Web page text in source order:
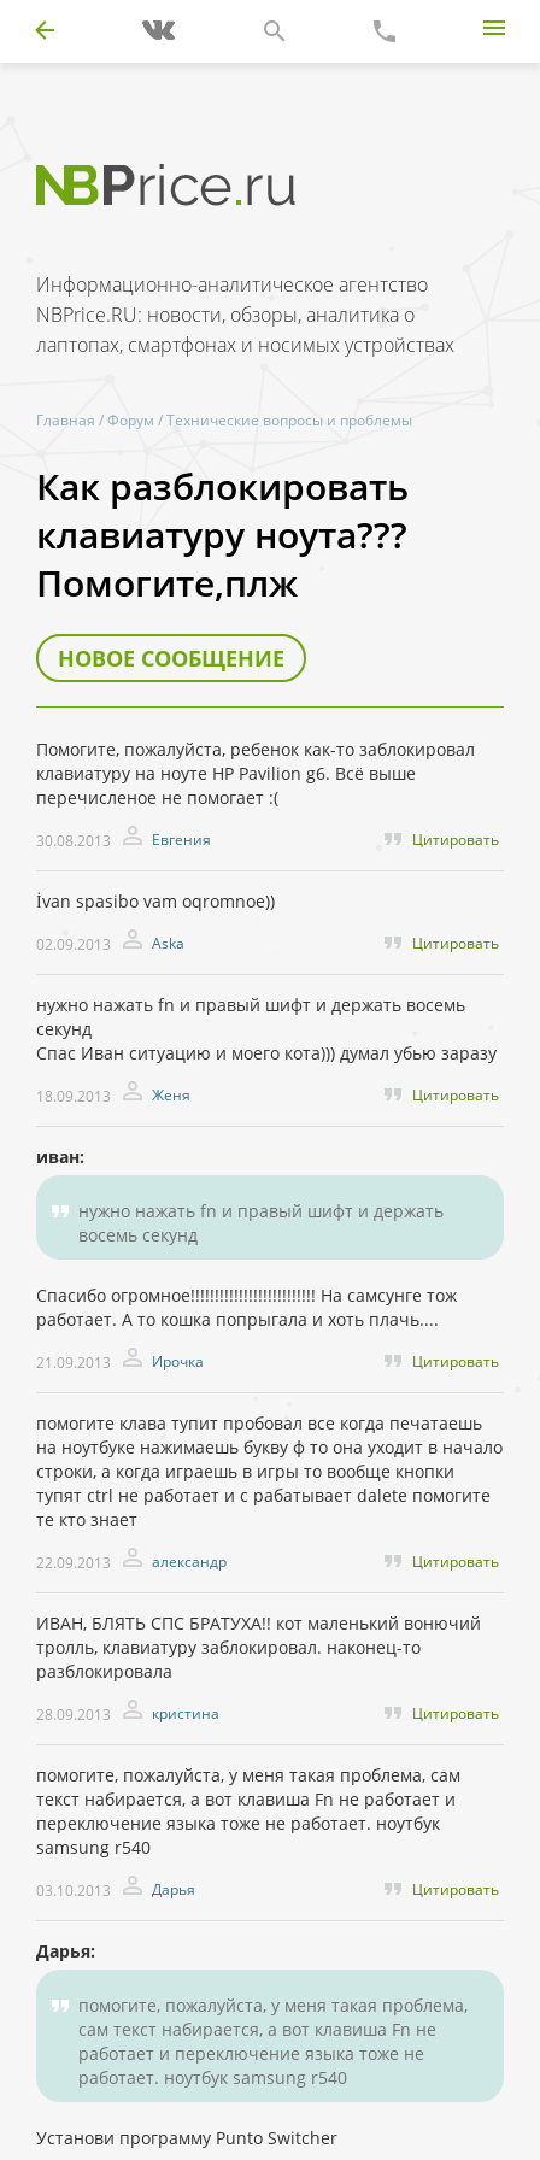
Информационно-аналитическое агентство
NBPrice.RU: новости, обзоры, аналитика о
лаптопах, смартфонах и носимых устройствах
Главная /Форум /Технические вопросы и проблемы
Как разблокировать
клавиатуру ноута???
Помогите,плж
НОВОЕ СООБЩЕНИЕ
Помогите, пожалуйста, ребенок как-то заблокировал
клавиатуру на ноуте HP Pavilion g6. Всё выше
перечисленое не помогает :(
30.08.2013 Евгения Цитировать
İvan spasibo vam oqromnoe))
02.09.2013 Aska Цитировать
нужно нажать fn и правый шифт и держать восемь
секунд
Спас Иван ситуацию и моего кота))) думал убью заразу
18.09.2013 Женя Цитировать
иван:
нужно нажать fn и правый шифт и держать
восемь секунд
Спасибо огромное!!!!!!!!!!!!!!!!!!!!!!!!!! На самсунге тож
работает. А то кошка попрыгала и хоть плачь....
21.09.2013 Ирочка Цитировать
помогите клава тупит пробовал все когда печатаешь
на ноутбуке нажимаешь букву ф то она уходит в начало
строки, а когда играешь в игры то вообще кнопки
тупят ctrl не работает и с рабатывает dalete помогите
те кто знает
22.09.2013 александр Цитировать
ИВАН, БЛЯТЬ СПС БРАТУХА!! кот маленький вонючий
тролль, клавиатуру заблокировал. наконец-то
разблокировала
28.09.2013 кристина Цитировать
помогите, пожалуйста, у меня такая проблема, сам
текст набирается, а вот клавиша Fn не работает и
переключение языка тоже не работает. ноутбук
samsung r540
03.10.2013 Дарья Цитировать
Дарья:
помогите, пожалуйста, у меня такая проблема,
сам текст набирается, а вот клавиша Fn не
работает и переключение языка тоже не
работает. ноутбук samsung r540
Установи программу Punto Switcher